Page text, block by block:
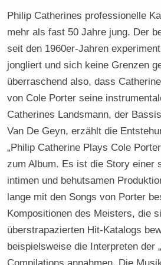
Philip Catherines professionelle
mehr als fast 50 Jahre jung. Der
seit den 1960er-Jahren
jongliert und sich keine Grenzen
überraschend also, dass
von Cole Porter seine
Catherines Landsmann, der
Van De Geyn, erzählt die
„Philip Catherine Plays Cole
zum Album. Es ist die Story einer
intimen und behutsamen
lange mit den Songs von Porter
Kompositionen des Meisters, die
überstrapazierten Hit-Katalogs
beispielsweise die Interpreten der
Compilations annahmen. Die